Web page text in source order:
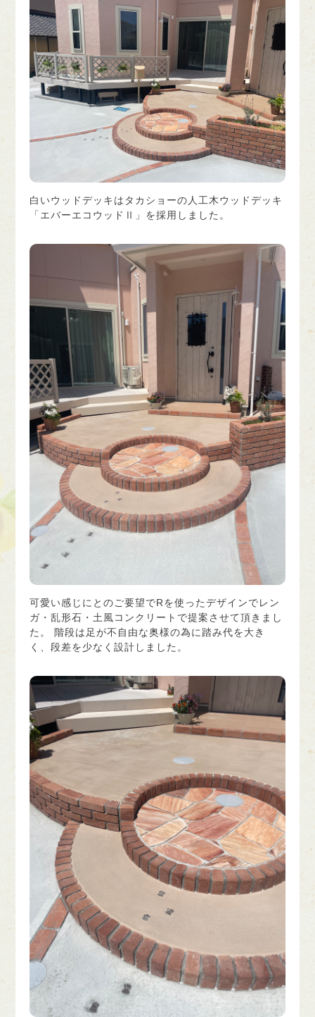
白いウッドデッキはタカショーの人工木ウッドデッキ
「エバーエコウッドⅡ」を採用しました。
可愛い感じにとのご要望でRを使ったデザインでレン
ガ・乱形石・土風コンクリートで提案させて頂きまし
た。 階段は足が不自由な奥様の為に踏み代を大き
く、段差を少なく設計しました。